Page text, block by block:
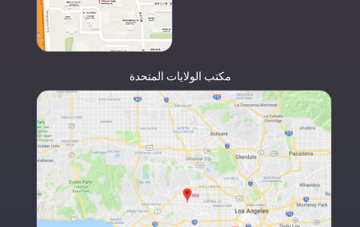
مكتب الولايات المتحدة